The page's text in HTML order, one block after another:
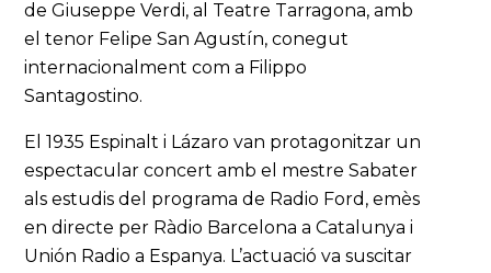
de Giuseppe Verdi, al Teatre Tarragona, amb
el tenor Felipe San Agustín, conegut
internacionalment com a Filippo
Santagostino.
El 1935 Espinalt i Lázaro van protagonitzar un
espectacular concert amb el mestre Sabater
als estudis del programa de Radio Ford, emès
en directe per Ràdio Barcelona a Catalunya i
Unión Radio a Espanya. L’actuació va suscitar